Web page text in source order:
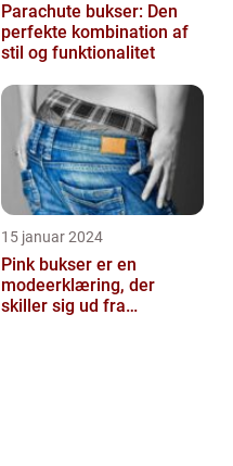
Parachute bukser: Den
perfekte kombination af
stil og funktionalitet
15 januar 2024
Pink bukser er en
modeerklæring, der
skiller sig ud fra